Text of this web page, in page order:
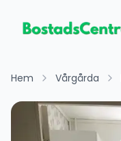
Hem Vårgårda